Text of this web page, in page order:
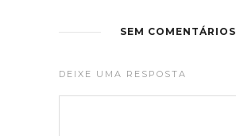
SEM COMENTÁRIOS
DEIXE UMA RESPOSTA